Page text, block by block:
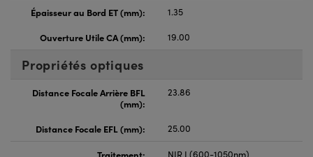
Épaisseur au Bord ET (mm):
1.35
Ouverture Utile CA (mm):
19.00
Propriétés optiques
Distance Focale Arrière BFL
(mm):
23.86
Distance Focale EFL (mm): 25.00
Traitement:
NIR I (600-1050nm)